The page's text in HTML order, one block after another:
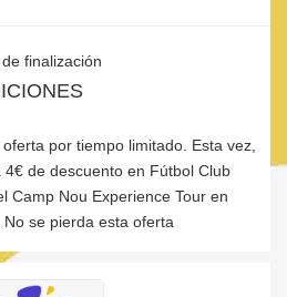
finalización
por tiempo limitado. Esta vez,
de descuento en Fútbol Club
Camp Nou Experience Tour en
se pierda esta oferta